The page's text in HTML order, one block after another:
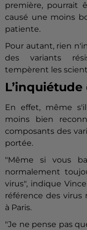
première, pourrait
causé une moins
patiente.
Pour autant, rien
des variants
tempèrent les
En effet, même
moins bien
composants des
portée.
"Même si vous
normalement
virus", indique
référence des virus
à Paris.
"Je ne pense pas